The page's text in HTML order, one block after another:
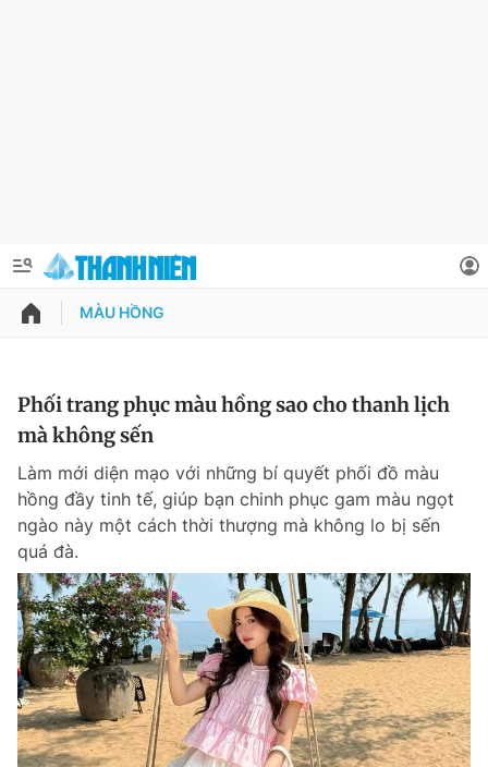
QUẢNG CÁO
Chuyên mục khác
Chào ngày mới
Tin thị trường Tin 360
Video Magazine
Thông tin tài khoản
Đổi mật khẩu
Tin đã lưu
Tin đã xem
Đăng xuất
MÀU HỒNG
Phối trang phục màu hồng sao cho thanh lịch
mà không sến
Làm mới diện mạo với những bí quyết phối đồ màu
hồng đầy tinh tế, giúp bạn chinh phục gam màu ngọt
ngào này một cách thời thượng mà không lo bị sến
quá đà.